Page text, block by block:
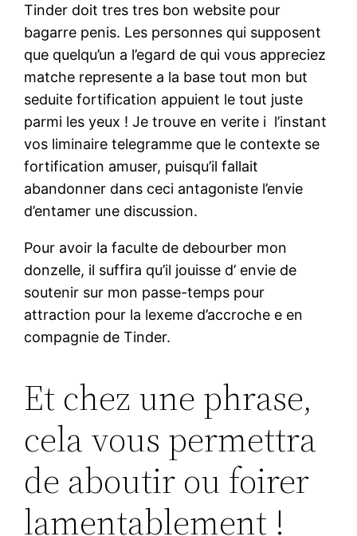
Tinder doit tres tres bon website pour
bagarre penis. Les personnes qui supposent
que quelqu’un a l’egard de qui vous appreciez
matche represente a la base tout mon but
seduite fortification appuient le tout juste
parmi les yeux ! Je trouve en verite i l’instant
vos liminaire telegramme que le contexte se
fortification amuser, puisqu’il fallait
abandonner dans ceci antagoniste l’envie
d’entamer une discussion.
Pour avoir la faculte de debourber mon
donzelle, il suffira qu’il jouisse d’ envie de
soutenir sur mon passe-temps pour
attraction pour la lexeme d’accroche e en
compagnie de Tinder.
Et chez une phrase,
cela vous permettra
de aboutir ou foirer
lamentablement !